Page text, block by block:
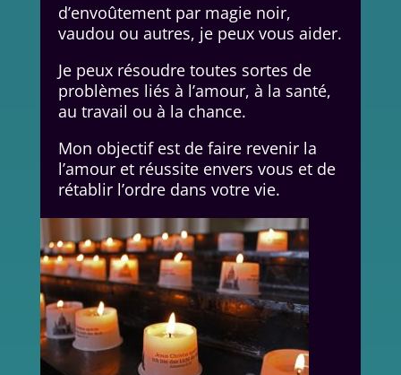
d’envoûtement par magie noir,
vaudou ou autres, je peux vous aider.
Je peux résoudre toutes sortes de
problèmes liés à l’amour, à la santé,
au travail ou à la chance.
Mon objectif est de faire revenir la
l’amour et réussite envers vous et de
rétablir l’ordre dans votre vie.